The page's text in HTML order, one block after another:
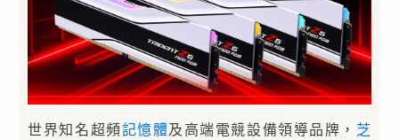
世界知名超頻記憶體及高端電競設備領導品牌， 芝